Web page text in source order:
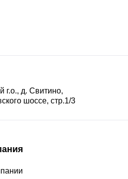
д. Свитино,
шоссе, стр.1/3